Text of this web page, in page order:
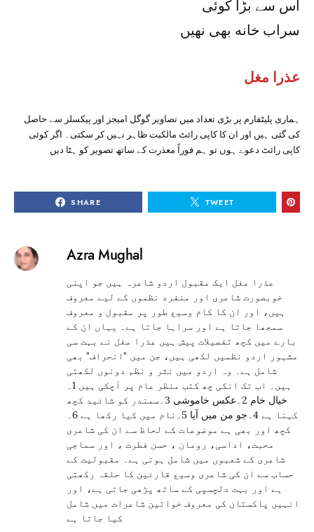
اس سے بڑا کوئی
سراب خانه بھی نهیں
عذرا مغل
ہماری پلیٹفارم پر بڑی تعداد میں تصاویر گوگل امیجز اور پیکسلز سے حاصل
کی گئی ہیں اور ان کا کاپی رائٹ مالکیت ظاہر نہیں کر سکتی۔ اگر کوئی
کاپی رائٹ دعوے ہوں تو ہم فوراً معذرت کے ساتھ تصویر کو ہٹا دیں
SHARE TWEET
Azra Mughal
عذرا مغل ایک مقبول اردو شاعرہ ہیں جو اپنی
خوبصورت شاعری اور منفرد نظموں کے لیے معروف
ہیں، اور ان کا کام وسیع طور پر مقبول و معروف
سمجھا جاتا ہے اور سراہا جاتا ہے۔ یہاں ان کے
بارے میں کچھ تفصیلات پیش ہیں عذرا مغل نے بہت سی
مشہور اردو نظمیں لکھی ہیں، جن میں "انحراف" بھی
شامل ہے۔ وہ اردو میں نثر و نظم دونوں لکھتی
ہیں۔ اب تک انکی چھ کتب منظر عام پر آچکی ہیں 1۔
خیال خام 2۔عکس خاموشی 3۔سمندر کو شائید کچھ
کہنا ہے 4۔جو من میں آیا 5۔نام میں کیا رکھا ہے 6۔
کچھ اور بھی ہے موضوعات کے لحاظ سے ان کی شاعری
محبت، اداسی، رومان ، حسن فطرت ، اور سماجی
شاعری کے شعبوں میں شامل ہوتی ہے۔ مقبولیت کے
حساب سے ان کی شاعری وسیع قارئین کا حلقہ رکھتی
ہے اور بہت دلچسپی کے ساتھ پڑھی جاتی ہے، اور
انہیں پاکستان کی معروف خواتین شاعرات میں شامل
کیا جاتا ہے